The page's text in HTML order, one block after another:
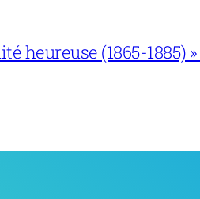
heureuse (1865-1885)